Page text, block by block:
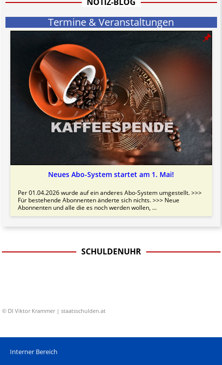
Termine & Veranstaltungen
Neues Abo-System startet am 1. Mai!
Per 01.04.2026 wurde auf ein anderes Abo-System umgestellt. >>>
Für bestehende Abonnenten änderte sich nichts. >>> Neue
Abonnenten und alle die es noch werden wollen, ...
SCHULDENUHR
© DI Viktor Krammer | staatsschulden.at
Interner Bereich